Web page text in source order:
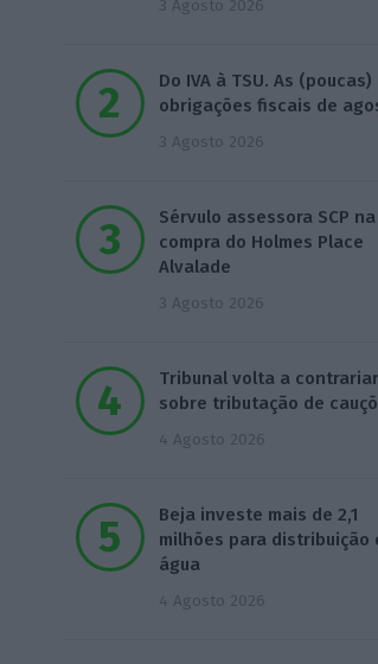
3 Agosto 2026
Do IVA à TSU. As (poucas)
obrigações fiscais de
3 Agosto 2026
Sérvulo assessora SCP na
compra do Holmes Place
Alvalade
3 Agosto 2026
Tribunal volta a
sobre tributação de
4 Agosto 2026
Beja investe mais de 2,1
milhões para distribuição
água
4 Agosto 2026